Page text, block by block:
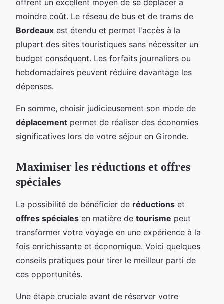
offrent un excellent moyen de se déplacer à
moindre coût. Le réseau de bus et de trams de
Bordeaux est étendu et permet l'accès à la
plupart des sites touristiques sans nécessiter un
budget conséquent. Les forfaits journaliers ou
hebdomadaires peuvent réduire davantage les
dépenses.
En somme, choisir judicieusement son mode de
déplacement permet de réaliser des économies
significatives lors de votre séjour en Gironde.
Maximiser les réductions et offres
spéciales
La possibilité de bénéficier de réductions et
offres spéciales en matière de tourisme peut
transformer votre voyage en une expérience à la
fois enrichissante et économique. Voici quelques
conseils pratiques pour tirer le meilleur parti de
ces opportunités.
Une étape cruciale avant de réserver votre